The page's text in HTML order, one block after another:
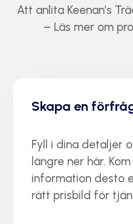
Att anlita Keenan’s
– Läs mer om
Skapa en
Fyll i dina detaljer
längre ner här.
information desto
rätt prisbild för